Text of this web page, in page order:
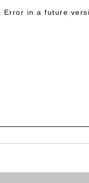
in a future